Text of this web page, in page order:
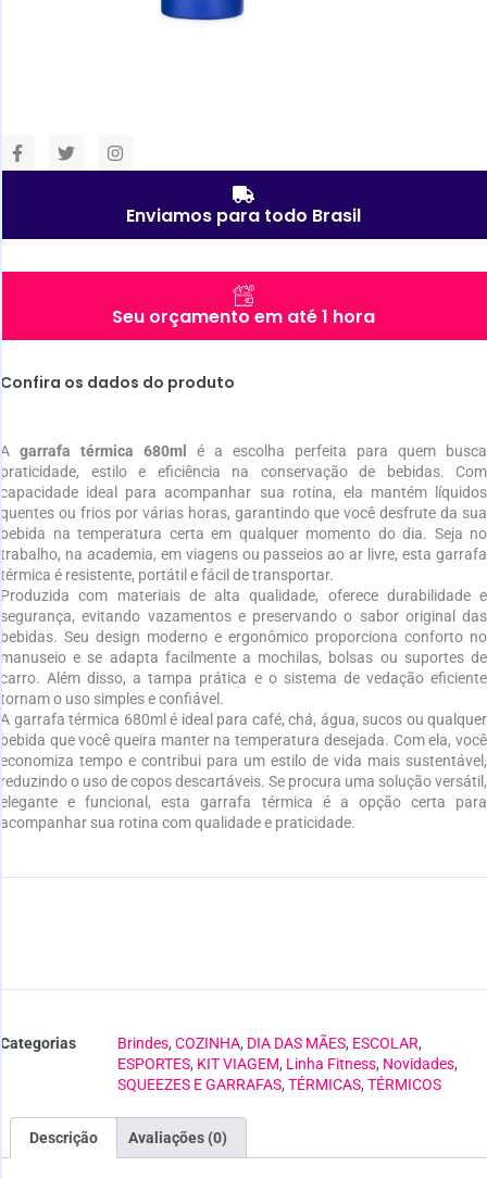
Enviamos para todo Brasil
Seu orçamento em até 1 hora
Confira os dados do produto
A garrafa térmica 680ml
é a escolha perfeita para quem busca
praticidade, estilo e eficiência na conservação de bebidas. Com
capacidade ideal para acompanhar sua rotina, ela mantém líquidos
quentes ou frios por várias horas, garantindo que você desfrute da sua
bebida na temperatura certa em qualquer momento do dia. Seja no
trabalho, na academia, em viagens ou passeios ao ar livre, esta garrafa
térmica é resistente, portátil e fácil de transportar.
Produzida com materiais de alta qualidade, oferece durabilidade e
segurança, evitando vazamentos e preservando o sabor original das
bebidas. Seu design moderno e ergonômico proporciona conforto no
manuseio e se adapta facilmente a mochilas, bolsas ou suportes de
carro. Além disso, a tampa prática e o sistema de vedação eficiente
tornam o uso simples e confiável.
A garrafa térmica 680ml é ideal para café, chá, água, sucos ou qualquer
bebida que você queira manter na temperatura desejada. Com ela, você
economiza tempo e contribui para um estilo de vida mais sustentável,
reduzindo o uso de copos descartáveis. Se procura uma solução versátil,
elegante e funcional, esta garrafa térmica é a opção certa para
acompanhar sua rotina com qualidade e praticidade.
Categorias Brindes, COZINHA, DIA DAS MÃES, ESCOLAR,
ESPORTES, KIT VIAGEM, Linha Fitness, Novidades,
SQUEEZES E GARRAFAS, TÉRMICAS, TÉRMICOS
Descrição Avaliações (0)